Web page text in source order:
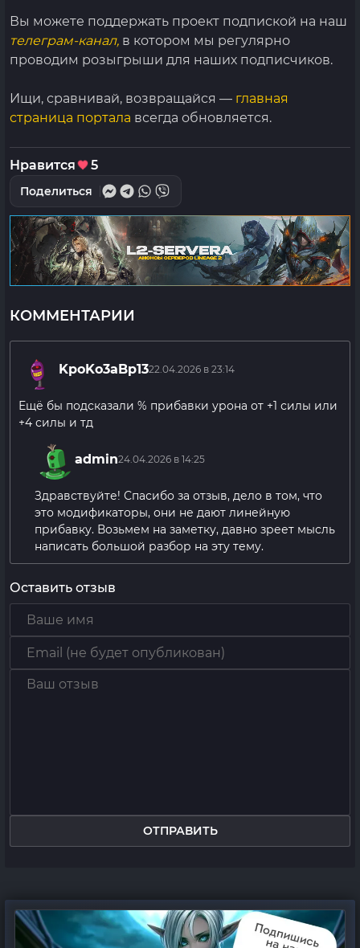
Вы можете поддержать проект подпиской на наш
телеграм-канал, в котором мы регулярно
проводим розыгрыши для наших подписчиков.
Ищи, сравнивай, возвращайся — главная
страница портала всегда обновляется.
Нравится 5
Поделиться
КОММЕНТАРИИ
KpoKo3aBp1322.04.2026 в 23:14
Ещё бы подсказали % прибавки урона от +1 силы или
+4 силы и тд
admin24.04.2026 в 14:25
Здравствуйте! Спасибо за отзыв, дело в том, что
это модификаторы, они не дают линейную
прибавку. Возьмем на заметку, давно зреет мысль
написать большой разбор на эту тему.
Оставить отзыв
ОТПРАВИТЬ